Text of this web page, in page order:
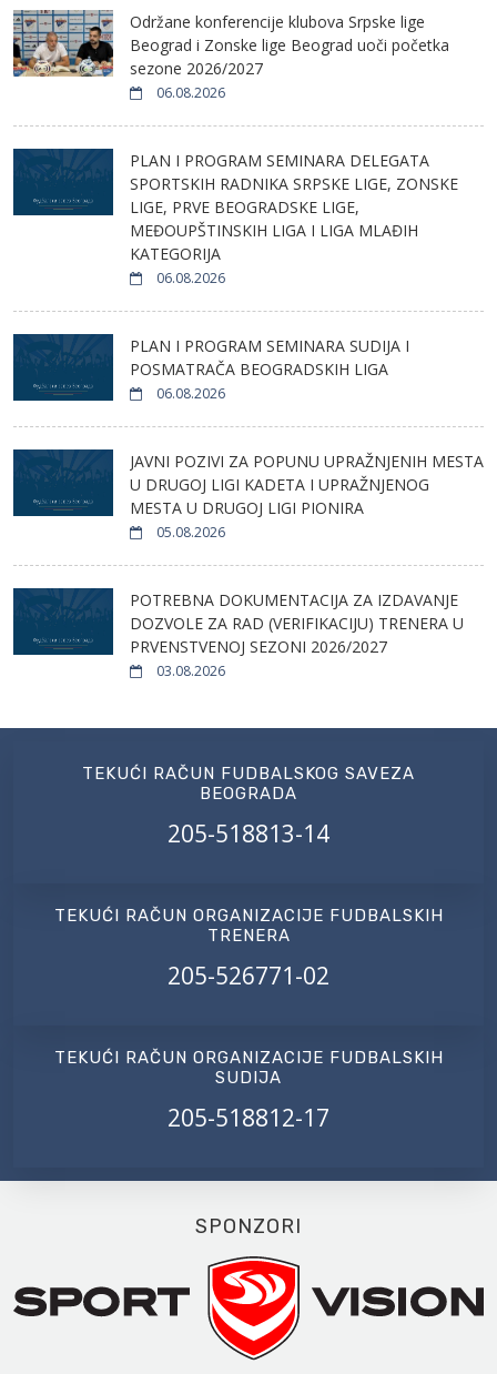
Održane konferencije klubova Srpske lige
Beograd i Zonske lige Beograd uoči početka
sezone 2026/2027
06.08.2026
PLAN I PROGRAM SEMINARA DELEGATA
SPORTSKIH RADNIKA SRPSKE LIGE, ZONSKE
LIGE, PRVE BEOGRADSKE LIGE,
MEĐOUPŠTINSKIH LIGA I LIGA MLAĐIH
KATEGORIJA
06.08.2026
PLAN I PROGRAM SEMINARA SUDIJA I
POSMATRAČA BEOGRADSKIH LIGA
06.08.2026
JAVNI POZIVI ZA POPUNU UPRAŽNJENIH MESTA
U DRUGOJ LIGI KADETA I UPRAŽNJENOG
MESTA U DRUGOJ LIGI PIONIRA
05.08.2026
POTREBNA DOKUMENTACIJA ZA IZDAVANJE
DOZVOLE ZA RAD (VERIFIKACIJU) TRENERA U
PRVENSTVENOJ SEZONI 2026/2027
03.08.2026
TEKUĆI RAČUN FUDBALSKOG SAVEZA
BEOGRADA
205-518813-14
TEKUĆI RAČUN ORGANIZACIJE FUDBALSKIH
TRENERA
205-526771-02
TEKUĆI RAČUN ORGANIZACIJE FUDBALSKIH
SUDIJA
205-518812-17
SPONZORI